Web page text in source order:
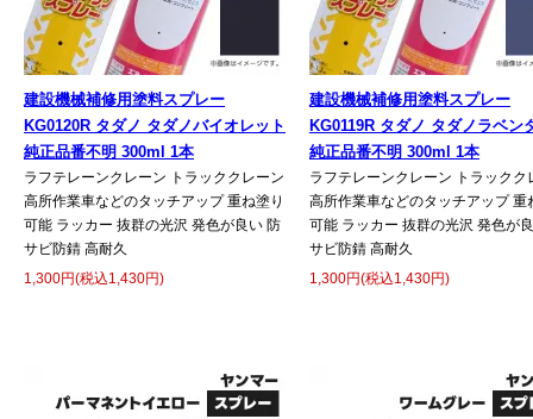
建設機械補修用塗料スプレー
KG0120R タダノ タダノバイオレット
純正品番不明 300ml 1本
ラフテレーンクレーン トラッククレーン
高所作業車などのタッチアップ 重ね塗り
可能 ラッカー 抜群の光沢 発色が良い 防
サビ防錆 高耐久
1,300円(税込1,430円)
建設機械補修用塗料スプレー
KG0119R タダノ タダノラベン
純正品番不明 300ml 1本
ラフテレーンクレーン トラックク
高所作業車などのタッチアップ 重
可能 ラッカー 抜群の光沢 発色が
サビ防錆 高耐久
1,300円(税込1,430円)